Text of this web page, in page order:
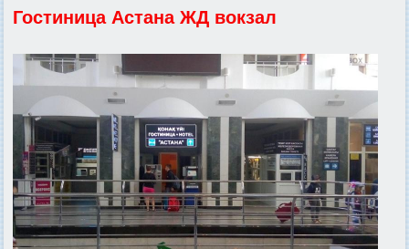
Гостиница Астана ЖД вокзал